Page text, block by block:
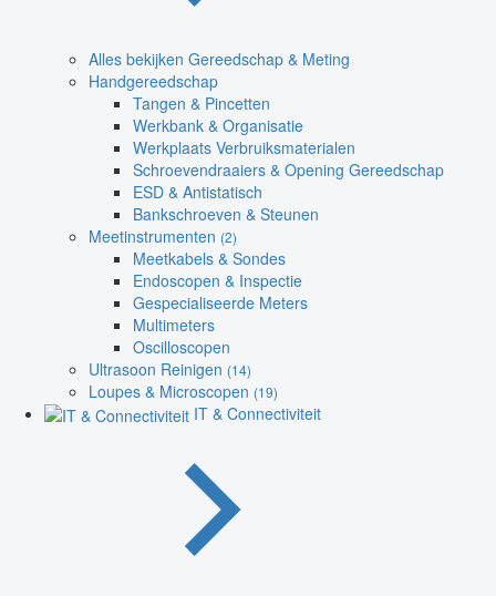
Alles bekijken Gereedschap & Meting
Handgereedschap
Tangen & Pincetten
Werkbank & Organisatie
Werkplaats Verbruiksmaterialen
Schroevendraaiers & Opening Gereedschap
ESD & Antistatisch
Bankschroeven & Steunen
Meetinstrumenten (2)
Meetkabels & Sondes
Endoscopen & Inspectie
Gespecialiseerde Meters
Multimeters
Oscilloscopen
Ultrasoon Reinigen (14)
Loupes & Microscopen (19)
IT & Connectiviteit